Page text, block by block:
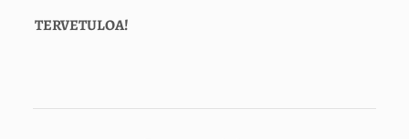
TERVETULOA!